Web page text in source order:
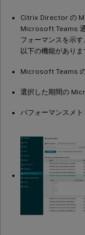
Citrix Director の
Microsoft Teams
フォーマンスを示
以下の機能がありま
Microsoft Teams
選択した期間の
パフォーマンスメ